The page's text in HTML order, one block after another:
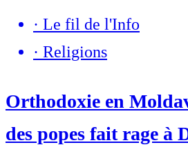
· Le fil de l'Info
· Religions
Orthodoxie en
des popes fait rage à